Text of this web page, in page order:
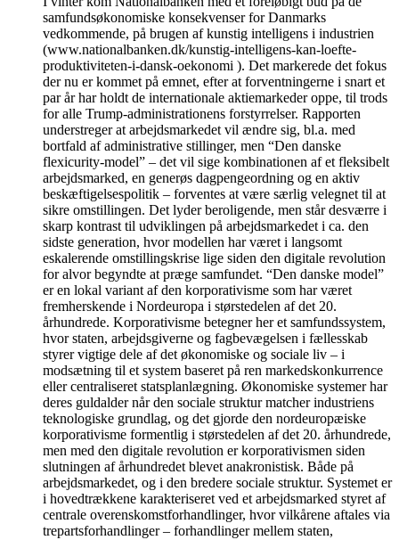
samfundsøkonomiske konsekvenser for Danmarks
vedkommende, på brugen af kunstig intelligens i industrien
(www.nationalbanken.dk/kunstig-intelligens-kan-loefte-
produktiviteten-i-dansk-oekonomi ). Det markerede det fokus
der nu er kommet på emnet, efter at forventningerne i snart et
par år har holdt de internationale aktiemarkeder oppe, til trods
for alle Trump-administrationens forstyrrelser. Rapporten
understreger at arbejdsmarkedet vil ændre sig, bl.a. med
bortfald af administrative stillinger, men “Den danske
flexicurity-model” – det vil sige kombinationen af et fleksibelt
arbejdsmarked, en generøs dagpengeordning og en aktiv
beskæftigelsespolitik – forventes at være særlig velegnet til at
sikre omstillingen. Det lyder beroligende, men står desværre i
skarp kontrast til udviklingen på arbejdsmarkedet i ca. den
sidste generation, hvor modellen har været i langsomt
eskalerende omstillingskrise lige siden den digitale revolution
for alvor begyndte at præge samfundet. “Den danske model”
er en lokal variant af den korporativisme som har været
fremherskende i Nordeuropa i størstedelen af det 20.
århundrede. Korporativisme betegner her et samfundssystem,
hvor staten, arbejdsgiverne og fagbevægelsen i fællesskab
styrer vigtige dele af det økonomiske og sociale liv – i
modsætning til et system baseret på ren markedskonkurrence
eller centraliseret statsplanlægning. Økonomiske systemer har
deres guldalder når den sociale struktur matcher industriens
teknologiske grundlag, og det gjorde den nordeuropæiske
korporativisme formentlig i størstedelen af det 20. århundrede,
men med den digitale revolution er korporativismen siden
slutningen af århundredet blevet anakronistisk. Både på
arbejdsmarkedet, og i den bredere sociale struktur. Systemet er
i hovedtrækkene karakteriseret ved et arbejdsmarked styret af
centrale overenskomstforhandlinger, hvor vilkårene aftales via
trepartsforhandlinger – forhandlinger mellem staten,